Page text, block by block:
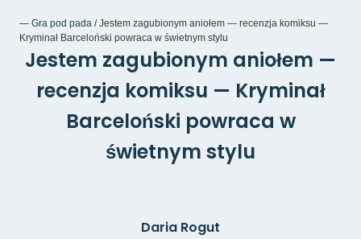
― Gra pod pada /Jestem zagubionym aniołem — recenzja komiksu —
Kryminał Barceloński powraca w świetnym stylu
Jestem zagubionym aniołem —
recenzja komiksu — Kryminał
Barceloński powraca w
świetnym stylu
Daria Rogut